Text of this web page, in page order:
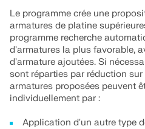
Le programme crée une
armatures de platine
programme recherche
d'armatures la plus favorable,
d'armature ajoutées. Si
sont réparties par réduction
armatures proposées peuvent
individuellement par :
Application d'un autre type